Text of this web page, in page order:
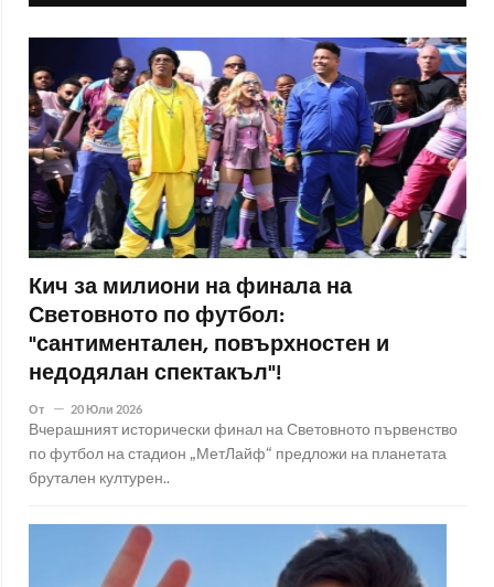
Кич за милиони на финала на
Световното по футбол:
"сантиментален, повърхностен и
недодялан спектакъл"!
От 20 Юли 2026
Вчерашният исторически финал на Световното първенство
по футбол на стадион „МетЛайф“ предложи на планетата
брутален културен..